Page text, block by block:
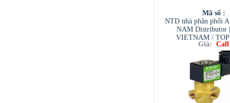
Mã số :
NTD nhà phân phối
NAM Distributor
VIETNAM /
VIETNAM /
/ TESCOM
Giá: Call